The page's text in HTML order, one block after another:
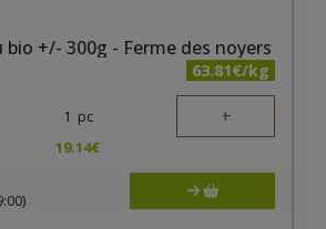
+/- 300g - Ferme des noyers
63.81€/kg
1 pc +
19.14€